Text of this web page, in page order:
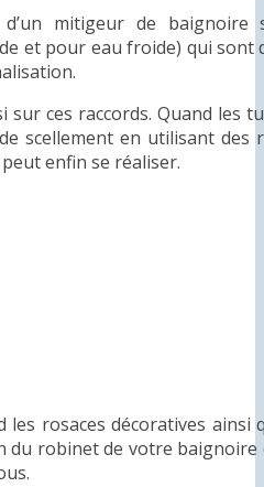
d’un mitigeur de
et pour eau froide) qui sont
sur ces raccords. Quand les
scellement en utilisant des
enfin se réaliser.
les rosaces décoratives
du robinet de votre